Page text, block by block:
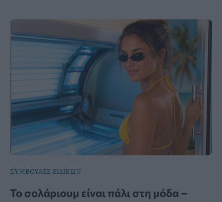
ΣΥΜΒΟΥΛΕΣ ΕΙΔΙΚΩΝ
Το σολάριουμ είναι πάλι στη μόδα –